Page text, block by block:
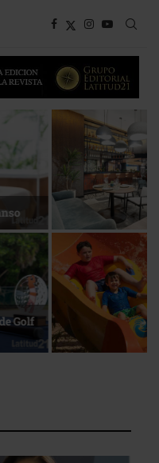
Energía que Impulsa la
competitividad
La esencia del servicio